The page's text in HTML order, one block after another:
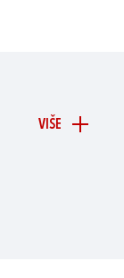
VIŠE